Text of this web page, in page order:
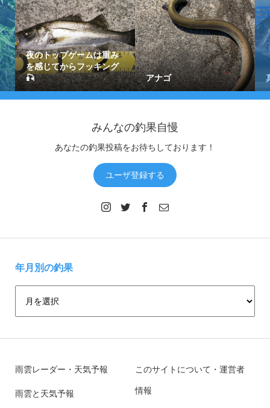
夜のトップゲームは重み
を感じてからフッキング
🎣
アナゴ
みんなの釣果自慢
あなたの釣果投稿をお待ちしております！
ユーザ登録する
年月別の釣果
雨雲レーダー・天気予報
雨雲と天気予報
このサイトについて・運営者
情報